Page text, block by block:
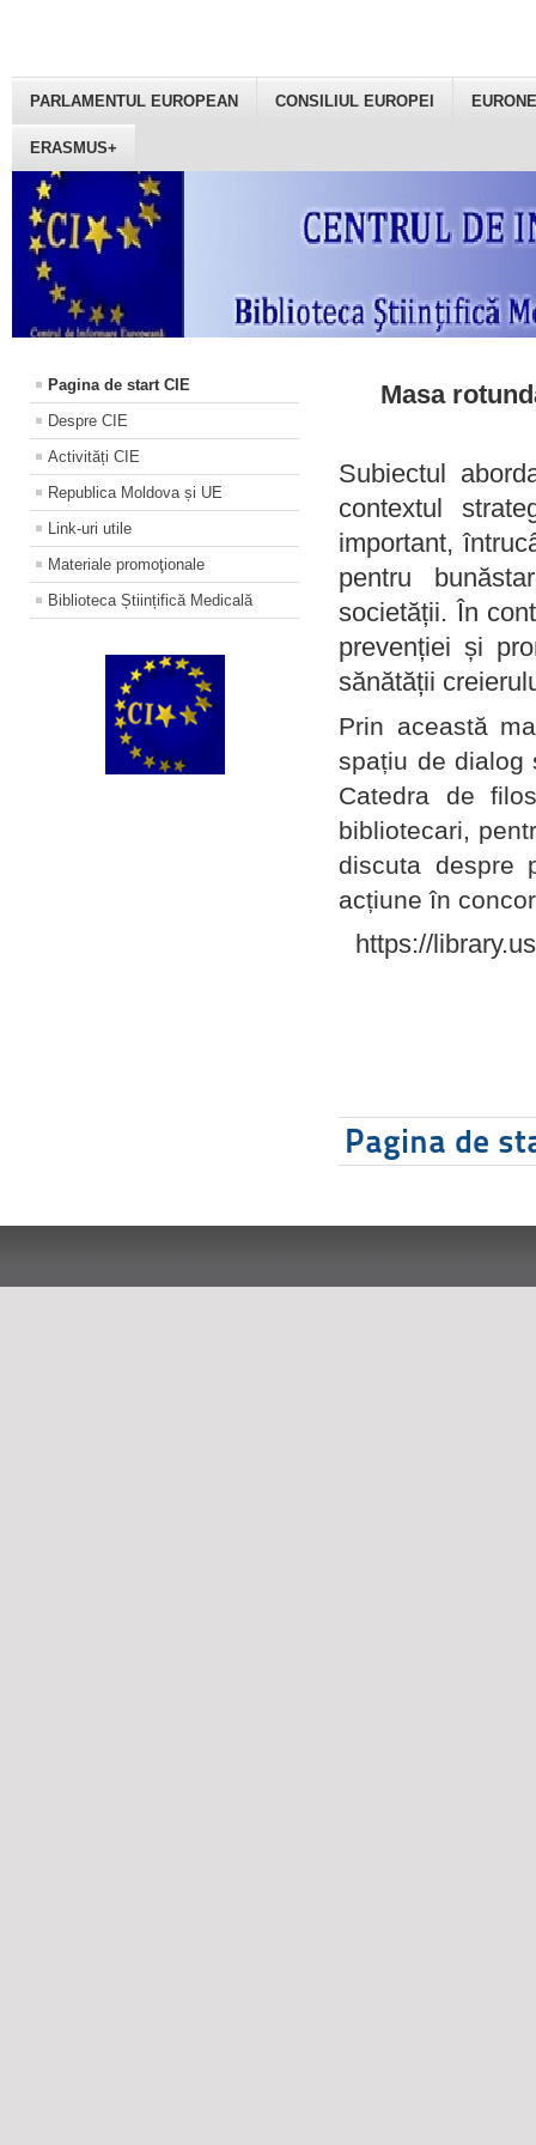
PARLAMENTUL EUROPEAN CONSILIUL EUROPEI
ERASMUS+
Pagina de start CIE
Despre CIE
Activități CIE
Republica Moldova și UE
Link-uri utile
Materiale promoţionale
Biblioteca Științifică Medicală
Masa
Subiectul
contextul
important,
pentru
societății. În
prevenției și
sănătății
Prin această
spațiu de dialog
Catedra de
bibliotecari,
discuta despre
acțiune în
https://
Pagina de